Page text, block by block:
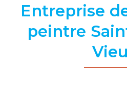
Entreprise
peintre